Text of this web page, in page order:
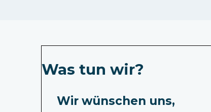
Was tun wir?
Wir wünschen uns,